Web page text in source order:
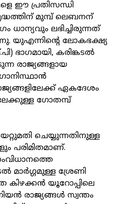
ഈ പ്രതിസന്ധി
മുമ്പ് ലെബനന്
ധാന്യവും ലഭിച്ചിരുന്നത്
യുഎന്നിന്റെ ലോകഭക്ഷ്യ
ഭാഗമായി, കരിങ്കടൽ
രാജ്യങ്ങളായ
ഏകദേശം
ഗോതമ്പ്
ചെയ്യുന്നതിനുള്ള
പരിമിതമാണ്.
മാർഗ്ഗമുള്ള ശ്രേണി
യൂറോപ്പിലെ
രാജ്യങ്ങൾ സ്വന്തം